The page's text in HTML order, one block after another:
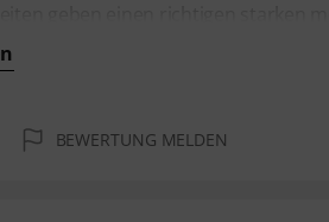
BEWERTUNG MELDEN